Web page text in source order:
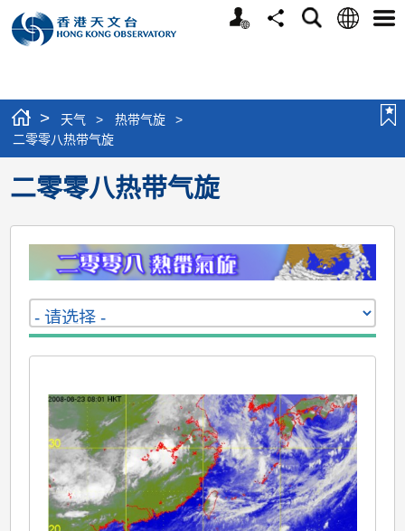
个
分
搜
语
选
> 天气 > 热带气旋
>
二零零八热带气旋
二零零八热带气旋